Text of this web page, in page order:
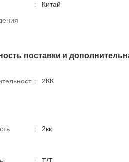
: Китай
поставки и
: 2КК
: 2кк